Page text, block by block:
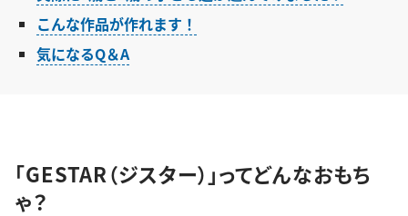
こんな作品が作れます！
気になるQ＆A
「GESTAR（ジスター）」ってどんなおもち
ゃ？